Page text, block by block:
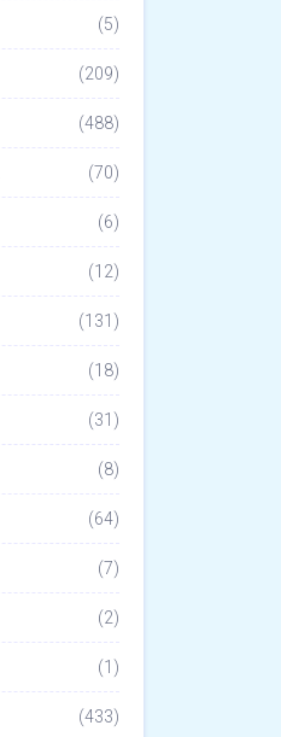
(5)
(209)
(488)
(70)
(6)
(12)
(131)
(18)
(31)
(8)
(64)
(7)
(2)
(1)
(433)